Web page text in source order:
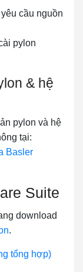
cầu nguồn
pylon
& hệ
pylon và hệ
tại:
Basler
Suite
download
.
tổng hợp)